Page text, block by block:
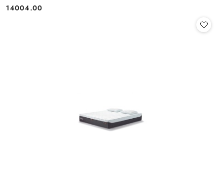
Cena:
14004.00